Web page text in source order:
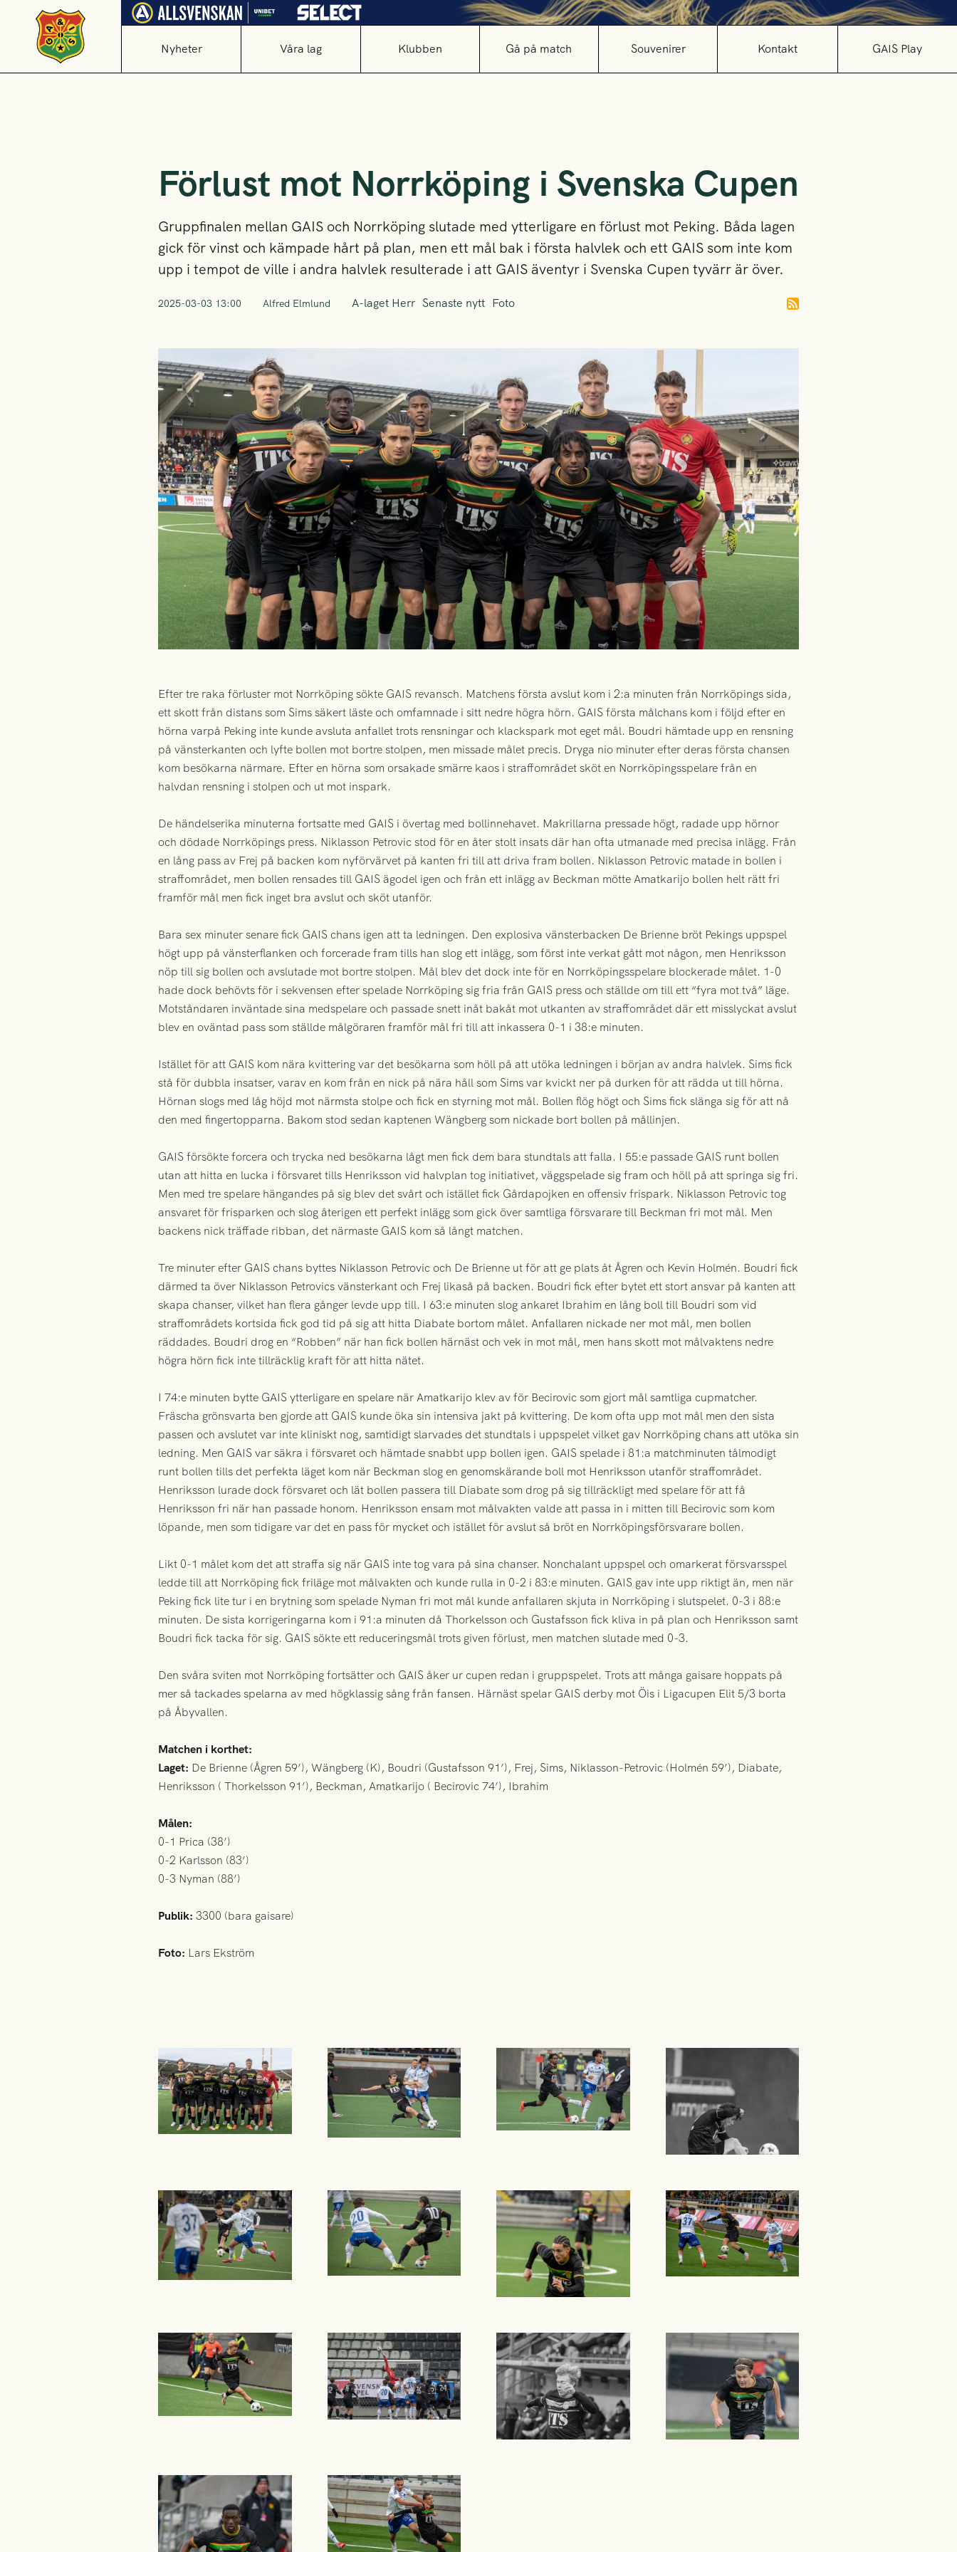
Nyheter Våra lag Klubben Gå på match Souvenirer Kontakt GAIS Play
Förlust mot Norrköping i Svenska Cupen
Gruppfinalen mellan GAIS och Norrköping slutade med ytterligare en förlust mot Peking. Båda lagen
gick för vinst och kämpade hårt på plan, men ett mål bak i första halvlek och ett GAIS som inte kom
upp i tempot de ville i andra halvlek resulterade i att GAIS äventyr i Svenska Cupen tyvärr är över.
2025-03-03 13:00 Alfred Elmlund A-laget Herr Senaste nytt Foto
Efter tre raka förluster mot Norrköping sökte GAIS revansch. Matchens första avslut kom i 2:a minuten från Norrköpings sida,
ett skott från distans som Sims säkert läste och omfamnade i sitt nedre högra hörn. GAIS första målchans kom i följd efter en
hörna varpå Peking inte kunde avsluta anfallet trots rensningar och klackspark mot eget mål. Boudri hämtade upp en rensning
på vänsterkanten och lyfte bollen mot bortre stolpen, men missade målet precis. Dryga nio minuter efter deras första chansen
kom besökarna närmare. Efter en hörna som orsakade smärre kaos i straffområdet sköt en Norrköpingsspelare från en
halvdan rensning i stolpen och ut mot inspark.
De händelserika minuterna fortsatte med GAIS i övertag med bollinnehavet. Makrillarna pressade högt, radade upp hörnor
och dödade Norrköpings press. Niklasson Petrovic stod för en åter stolt insats där han ofta utmanade med precisa inlägg. Från
en lång pass av Frej på backen kom nyförvärvet på kanten fri till att driva fram bollen. Niklasson Petrovic matade in bollen i
straffområdet, men bollen rensades till GAIS ägodel igen och från ett inlägg av Beckman mötte Amatkarijo bollen helt rätt fri
framför mål men fick inget bra avslut och sköt utanför.
Bara sex minuter senare fick GAIS chans igen att ta ledningen. Den explosiva vänsterbacken De Brienne bröt Pekings uppspel
högt upp på vänsterflanken och forcerade fram tills han slog ett inlägg, som först inte verkat gått mot någon, men Henriksson
nöp till sig bollen och avslutade mot bortre stolpen. Mål blev det dock inte för en Norrköpingsspelare blockerade målet. 1-0
hade dock behövts för i sekvensen efter spelade Norrköping sig fria från GAIS press och ställde om till ett “fyra mot två” läge.
Motståndaren inväntade sina medspelare och passade snett inåt bakåt mot utkanten av straffområdet där ett misslyckat avslut
blev en oväntad pass som ställde målgöraren framför mål fri till att inkassera 0-1 i 38:e minuten.
Istället för att GAIS kom nära kvittering var det besökarna som höll på att utöka ledningen i början av andra halvlek. Sims fick
stå för dubbla insatser, varav en kom från en nick på nära håll som Sims var kvickt ner på durken för att rädda ut till hörna.
Hörnan slogs med låg höjd mot närmsta stolpe och fick en styrning mot mål. Bollen flög högt och Sims fick slänga sig för att nå
den med fingertopparna. Bakom stod sedan kaptenen Wängberg som nickade bort bollen på mållinjen.
GAIS försökte forcera och trycka ned besökarna lågt men fick dem bara stundtals att falla. I 55:e passade GAIS runt bollen
utan att hitta en lucka i försvaret tills Henriksson vid halvplan tog initiativet, väggspelade sig fram och höll på att springa sig fri.
Men med tre spelare hängandes på sig blev det svårt och istället fick Gårdapojken en offensiv frispark. Niklasson Petrovic tog
ansvaret för frisparken och slog återigen ett perfekt inlägg som gick över samtliga försvarare till Beckman fri mot mål. Men
backens nick träffade ribban, det närmaste GAIS kom så långt matchen.
Tre minuter efter GAIS chans byttes Niklasson Petrovic och De Brienne ut för att ge plats åt Ågren och Kevin Holmén. Boudri fick
därmed ta över Niklasson Petrovics vänsterkant och Frej likaså på backen. Boudri fick efter bytet ett stort ansvar på kanten att
skapa chanser, vilket han flera gånger levde upp till. I 63:e minuten slog ankaret Ibrahim en lång boll till Boudri som vid
straffområdets kortsida fick god tid på sig att hitta Diabate bortom målet. Anfallaren nickade ner mot mål, men bollen
räddades. Boudri drog en “Robben” när han fick bollen härnäst och vek in mot mål, men hans skott mot målvaktens nedre
högra hörn fick inte tillräcklig kraft för att hitta nätet.
I 74:e minuten bytte GAIS ytterligare en spelare när Amatkarijo klev av för Becirovic som gjort mål samtliga cupmatcher.
Fräscha grönsvarta ben gjorde att GAIS kunde öka sin intensiva jakt på kvittering. De kom ofta upp mot mål men den sista
passen och avslutet var inte kliniskt nog, samtidigt slarvades det stundtals i uppspelet vilket gav Norrköping chans att utöka sin
ledning. Men GAIS var säkra i försvaret och hämtade snabbt upp bollen igen. GAIS spelade i 81:a matchminuten tålmodigt
runt bollen tills det perfekta läget kom när Beckman slog en genomskärande boll mot Henriksson utanför straffområdet.
Henriksson lurade dock försvaret och lät bollen passera till Diabate som drog på sig tillräckligt med spelare för att få
Henriksson fri när han passade honom. Henriksson ensam mot målvakten valde att passa in i mitten till Becirovic som kom
löpande, men som tidigare var det en pass för mycket och istället för avslut så bröt en Norrköpingsförsvarare bollen.
Likt 0-1 målet kom det att straffa sig när GAIS inte tog vara på sina chanser. Nonchalant uppspel och omarkerat försvarsspel
ledde till att Norrköping fick friläge mot målvakten och kunde rulla in 0-2 i 83:e minuten. GAIS gav inte upp riktigt än, men när
Peking fick lite tur i en brytning som spelade Nyman fri mot mål kunde anfallaren skjuta in Norrköping i slutspelet. 0-3 i 88:e
minuten. De sista korrigeringarna kom i 91:a minuten då Thorkelsson och Gustafsson fick kliva in på plan och Henriksson samt
Boudri fick tacka för sig. GAIS sökte ett reduceringsmål trots given förlust, men matchen slutade med 0-3.
Den svåra sviten mot Norrköping fortsätter och GAIS åker ur cupen redan i gruppspelet. Trots att många gaisare hoppats på
mer så tackades spelarna av med högklassig sång från fansen. Härnäst spelar GAIS derby mot Öis i Ligacupen Elit 5/3 borta
på Åbyvallen.
Matchen i korthet:
Laget: De Brienne (Ågren 59’), Wängberg (K), Boudri (Gustafsson 91’), Frej, Sims, Niklasson-Petrovic (Holmén 59’), Diabate,
Henriksson ( Thorkelsson 91’), Beckman, Amatkarijo ( Becirovic 74’), Ibrahim
Målen:
0-1 Prica (38’)
0-2 Karlsson (83’)
0-3 Nyman (88’)
Publik: 3300 (bara gaisare)
Foto: Lars Ekström